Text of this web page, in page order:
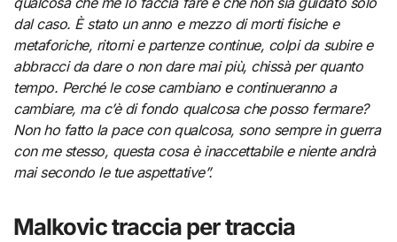
dal caso. È stato un anno e mezzo di morti fisiche e
metaforiche, ritorni e partenze continue, colpi da subire e
abbracci da dare o non dare mai più, chissà per quanto
tempo. Perché le cose cambiano e continueranno a
cambiare, ma c’è di fondo qualcosa che posso fermare?
Non ho fatto la pace con qualcosa, sono sempre in guerra
con me stesso, questa cosa è inaccettabile e niente andrà
mai secondo le tue aspettative”.
Malkovic traccia per traccia